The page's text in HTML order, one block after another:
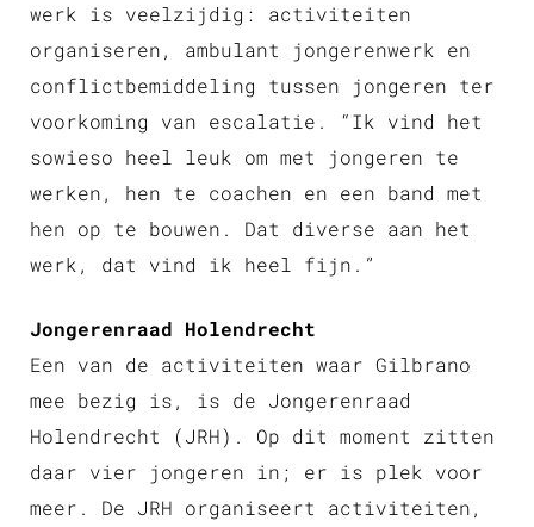
werk is veelzijdig: activiteiten
organiseren, ambulant jongerenwerk en
conflictbemiddeling tussen jongeren ter
voorkoming van escalatie. “Ik vind het
sowieso heel leuk om met jongeren te
werken, hen te coachen en een band met
hen op te bouwen. Dat diverse aan het
werk, dat vind ik heel fijn.”
Jongerenraad Holendrecht
Een van de activiteiten waar Gilbrano
mee bezig is, is de Jongerenraad
Holendrecht (JRH). Op dit moment zitten
daar vier jongeren in; er is plek voor
meer. De JRH organiseert activiteiten,